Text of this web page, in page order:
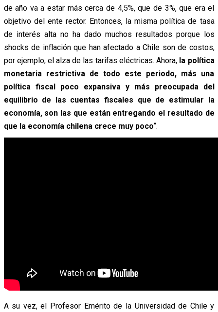
de año va a estar más cerca de 4,5%, que de 3%, que era el
objetivo del ente rector. Entonces, la misma política de tasa
de interés alta no ha dado muchos resultados porque los
shocks de inflación que han afectado a Chile son de costos,
por ejemplo, el alza de las tarifas eléctricas. Ahora, la política
monetaria restrictiva de todo este periodo, más una
política fiscal poco expansiva y más preocupada del
equilibrio de las cuentas fiscales que de estimular la
economía, son las que están entregando el resultado de
que la economía chilena crece muy poco“.
A su vez, el Profesor Emérito de la Universidad de Chile y